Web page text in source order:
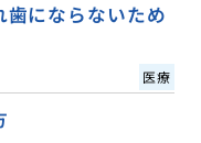
にならないため
医療